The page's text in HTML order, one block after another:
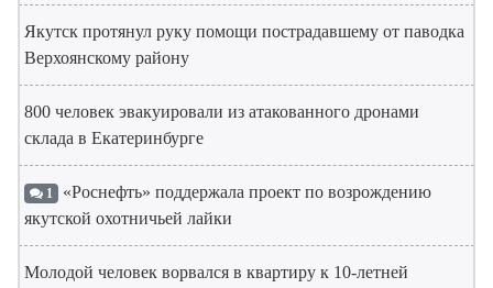
Якутск протянул руку помощи пострадавшему от паводка
Верхоянскому району
800 человек эвакуировали из атакованного дронами
склада в Екатеринбурге
1 «Роснефть» поддержала проект по возрождению
якутской охотничьей лайки
Молодой человек ворвался в квартиру к 10-летней